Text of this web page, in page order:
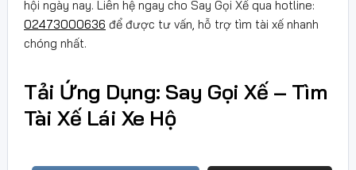
hội ngày nay. Liên hệ ngay cho Say Gọi Xế qua hotline:
02473000636 để được tư vấn, hỗ trợ tìm tài xế nhanh
chóng nhất.
Tải Ứng Dụng: Say Gọi Xế – Tìm
Tài Xế Lái Xe Hộ